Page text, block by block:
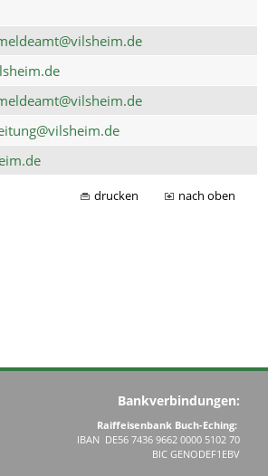
drucken nach oben
Bankverbindungen:
Raiffeisenbank Buch-Eching:
IBAN DE56 7436 9662 0000 5102 70
BIC GENODEF1EBV